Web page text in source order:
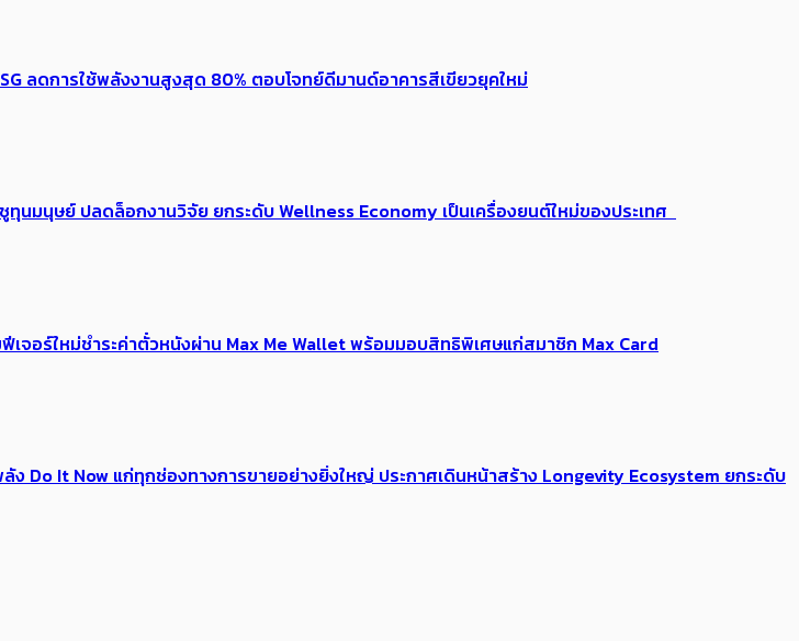
ลดการใช้พลังงานสูงสุด 80% ตอบโจทย์ดีมานด์อาคารสีเขียวยุคใหม่
นมนุษย์ ปลดล็อกงานวิจัย ยกระดับ Wellness Economy เป็นเครื่องยนต์ใหม่ของประเทศ
จอร์ใหม่ชำระค่าตั๋วหนังผ่าน Max Me Wallet พร้อมมอบสิทธิพิเศษแก่สมาชิก Max Card
Do It Now แก่ทุกช่องทางการขายอย่างยิ่งใหญ่ ประกาศเดินหน้าสร้าง Longevity Ecosystem ยกระดับ